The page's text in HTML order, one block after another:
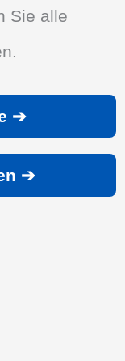
Sie alle
➔
➔